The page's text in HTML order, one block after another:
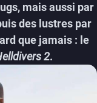
mais aussi par
des lustres par
que jamais : le
2.